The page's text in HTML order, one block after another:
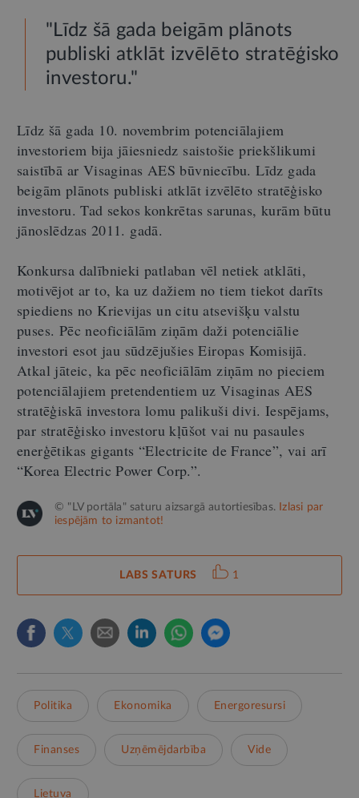
"Līdz šā gada beigām plānots
publiski atklāt izvēlēto stratēģisko
investoru."
Līdz šā gada 10. novembrim potenciālajiem
investoriem bija jāiesniedz saistošie priekšlikumi
saistībā ar Visaginas AES būvniecību. Līdz gada
beigām plānots publiski atklāt izvēlēto stratēģisko
investoru. Tad sekos konkrētas sarunas, kurām būtu
jānoslēdzas 2011. gadā.
Konkursa dalībnieki patlaban vēl netiek atklāti,
motivējot ar to, ka uz dažiem no tiem tiekot darīts
spiediens no Krievijas un citu atsevišķu valstu
puses. Pēc neoficiālām ziņām daži potenciālie
investori esot jau sūdzējušies Eiropas Komisijā.
Atkal jāteic, ka pēc neoficiālām ziņām no pieciem
potenciālajiem pretendentiem uz Visaginas AES
stratēģiskā investora lomu palikuši divi. Iespējams,
par stratēģisko investoru kļūšot vai nu pasaules
enerģētikas gigants “Electricite de France”, vai arī
“Korea Electric Power Corp.”.
© "LV portāla" saturu aizsargā autortiesības. Izlasi par
iespējām to izmantot!
LABS SATURS 1
Politika Ekonomika Energoresursi
Finanses Uzņēmējdarbība Vide
Lietuva